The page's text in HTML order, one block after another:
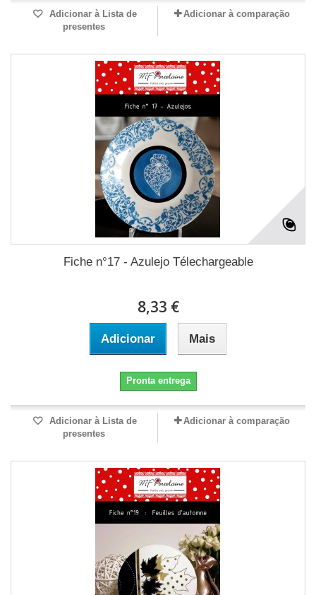
Adicionar à Lista de
presentes
Adicionar à comparação
Fiche n°17 - Azulejo Télechargeable
8,33 €
Adicionar Mais
Pronta entrega
Adicionar à Lista de
presentes
Adicionar à comparação